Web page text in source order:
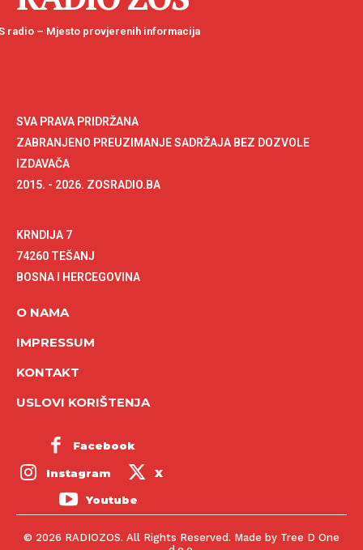
radio – Mjesto provjerenih informacija
SVA PRAVA PRIDRŽANA
ZABRANJENO PREUZIMANJE SADRŽAJA BEZ DOZVOLE
IZDAVAČA
2015. - 2026. ZOSRADIO.BA
KRNDIJA 7
74260 TEŠANJ
BOSNA I HERCEGOVINA
O NAMA
IMPRESSUM
KONTAKT
USLOVI KORIŠTENJA
Facebook
Instagram X
Youtube
© 2026 RADIOZOS. All Rights Reserved. Made by Tree D One